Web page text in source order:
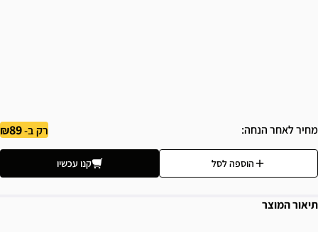
מחיר לאחר הנחה רק ב-89
הוספה לסל קנו עכשיו
תיאור המוצר